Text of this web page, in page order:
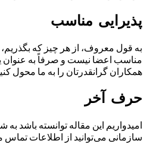
پذیرایی مناسب
به قول معروف، از هر چیز که بگذریم،
مناسب اعضا نیست و صرفاً به عنوان
همکاران گرانقدرتان را به ما محول
حرف آخر
امیدواریم این مقاله توانسته باشد
سازمانی می‌توانید از اطلاعات تماس